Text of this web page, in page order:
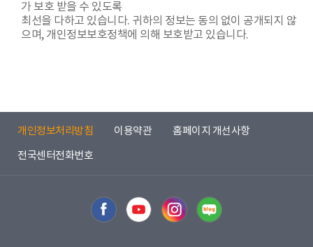
가 보호 받을 수 있도록
최선을 다하고 있습니다. 귀하의 정보는 동의 없이 공개되지 않
으며, 개인정보보호정책에 의해 보호받고 있습니다.
개인정보처리방침 이용약관 홈페이지 개선사항
전국센터전화번호